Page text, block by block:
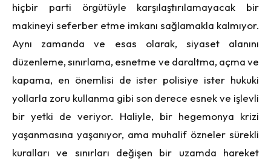
hiçbir parti örgütüyle karşılaştırılamayacak bir
makineyi seferber etme imkanı sağlamakla kalmıyor.
Aynı zamanda ve esas olarak, siyaset alanını
düzenleme, sınırlama, esnetme ve daraltma, açma ve
kapama, en önemlisi de ister polisiye ister hukuki
yollarla zoru kullanma gibi son derece esnek ve işlevli
bir yetki de veriyor. Haliyle, bir hegemonya krizi
yaşanmasına yaşanıyor, ama muhalif özneler sürekli
kuralları ve sınırları değişen bir uzamda hareket